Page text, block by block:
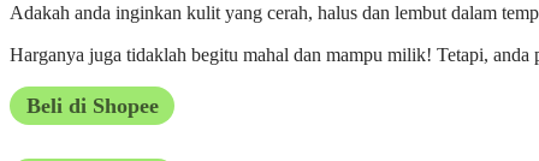
Adakah anda inginkan kulit yang cerah, halus dan lembut dalam
Harganya juga tidaklah begitu mahal dan mampu milik! Tetapi,
Beli di Shopee